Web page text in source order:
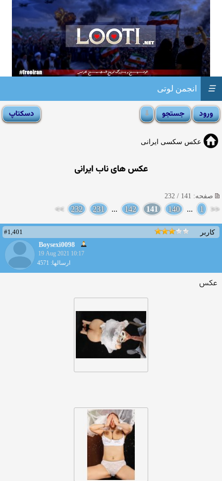
انجمن لوتی ☰
عکس سکسی ایرانی
عکس های ناب ایرانی
صفحه: 141 / 232
<<
1
...
140
141
142
...
231
232
>>
کاربر
#1,401
Boysexi0098
19 Aug 2021 10:17
ارسالها: 4571
عکس